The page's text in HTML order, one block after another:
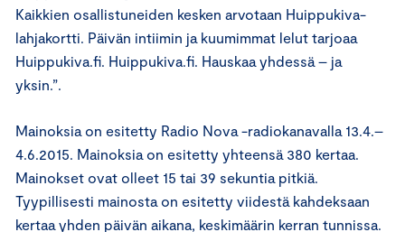
Kaikkien osallistuneiden kesken arvotaan Huippukiva-
lahjakortti. Päivän intiimin ja kuumimmat lelut tarjoaa
Huippukiva.fi. Huippukiva.fi. Hauskaa yhdessä – ja
yksin.”.
Mainoksia on esitetty Radio Nova -radiokanavalla 13.4.–
4.6.2015. Mainoksia on esitetty yhteensä 380 kertaa.
Mainokset ovat olleet 15­ tai 39 sekuntia pitkiä.
Tyypillisesti mainosta on esitetty viidestä kahdeksaan
kertaa yhden päivän aikana, keskimäärin kerran tunnissa.